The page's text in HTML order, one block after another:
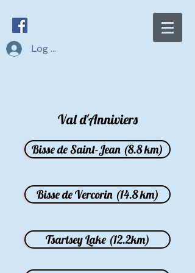
Log In
Val d'Anniviers
Bisse de Saint-Jean (8.8 km)
Bisse de Vercorin (14.8 km)
Tsartsey Lake (12.2km)